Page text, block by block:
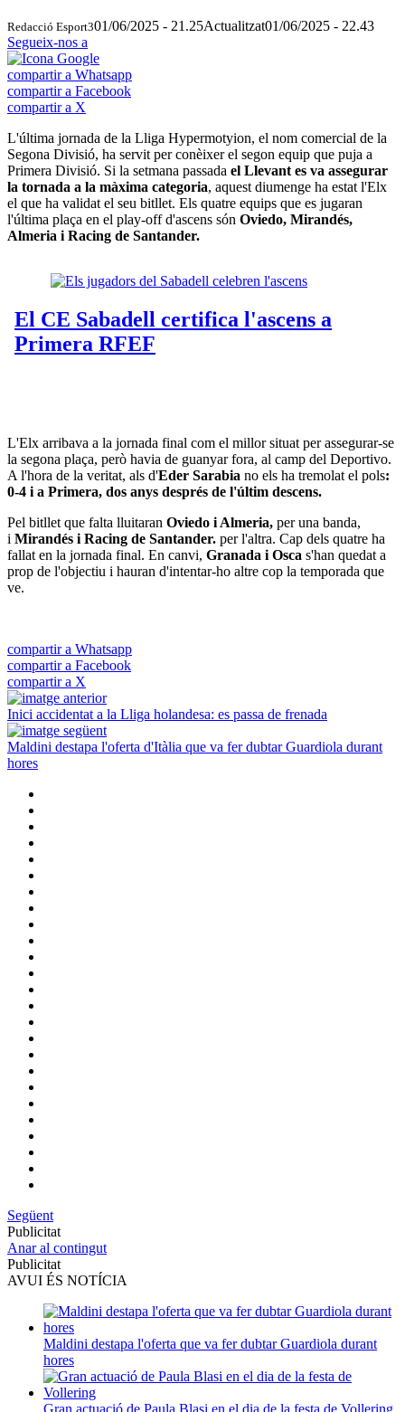
Redacció Esport301/06/2025 - 21.25Actualitzat01/06/2025 - 22.43
Segueix-nos a
compartir a Whatsapp
compartir a Facebook
compartir a X
L'última jornada de la Lliga Hypermotyion, el nom comercial de la
Segona Divisió, ha servit per conèixer el segon equip que puja a
Primera Divisió. Si la setmana passada el Llevant es va assegurar
la tornada a la màxima categoria, aquest diumenge ha estat l'Elx
el que ha validat el seu bitllet. Els quatre equips que es jugaran
l'última plaça en el play-off d'ascens són Oviedo, Mirandés,
Almeria i Racing de Santander.
L'Elx arribava a la jornada final com el millor situat per assegurar-se
la segona plaça, però havia de guanyar fora, al camp del Deportivo.
A l'hora de la veritat, als d'Eder Sarabia no els ha tremolat el pols:
0-4 i a Primera, dos anys després de l'últim descens.
Pel bitllet que falta lluitaran Oviedo i Almeria, per una banda,
i Mirandés i Racing de Santander. per l'altra. Cap dels quatre ha
fallat en la jornada final. En canvi, Granada i Osca s'han quedat a
prop de l'objectiu i hauran d'intentar-ho altre cop la temporada que
ve.
compartir a Whatsapp
compartir a Facebook
compartir a X
Inici accidentat a la Lliga holandesa: es passa de frenada
Maldini destapa l'oferta d'Itàlia que va fer dubtar Guardiola durant
hores
Següent
Publicitat
Anar al contingut
Publicitat
AVUI ÉS NOTÍCIA
Maldini destapa l'oferta que va fer dubtar Guardiola durant
hores
Gran actuació de Paula Blasi en el dia de la festa de Vollering